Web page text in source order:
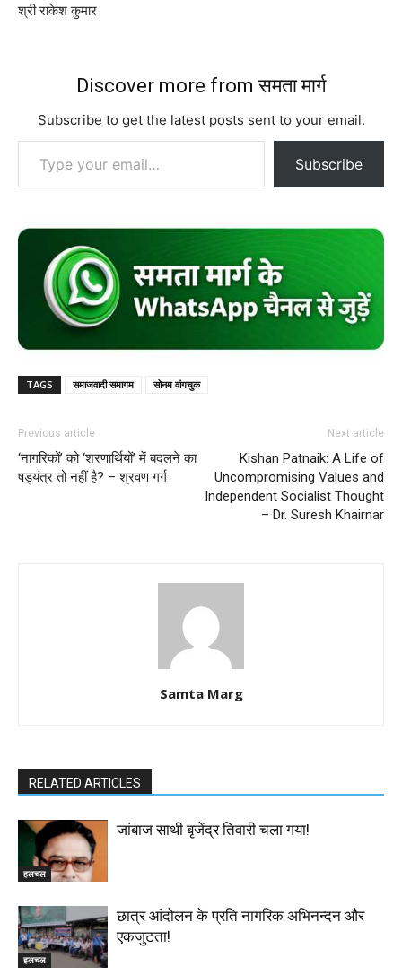
श्री राकेश कुमार
Discover more from समता मार्ग
Subscribe to get the latest posts sent to your email.
Type your email…
Subscribe
TAGS समाजवादी समागम सोनम वांगचुक
Previous article
‘नागरिकों’ को ‘शरणार्थियों’ में बदलने का
षड्यंत्र तो नहीं है? – श्रवण गर्ग
Next article
Kishan Patnaik: A Life of
Uncompromising Values and
Independent Socialist Thought
– Dr. Suresh Khairnar
Samta Marg
RELATED ARTICLES
हलचल
जांबाज साथी बृजेंद्र तिवारी चला गया!
हलचल
छात्र आंदोलन के प्रति नागरिक अभिनन्दन और
एकजुटता!